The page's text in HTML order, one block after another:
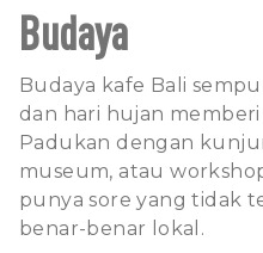
Budaya
Budaya kafe Bali
dan hari hujan memberi
Padukan dengan
museum, atau
punya sore yang tidak
benar-benar lokal.